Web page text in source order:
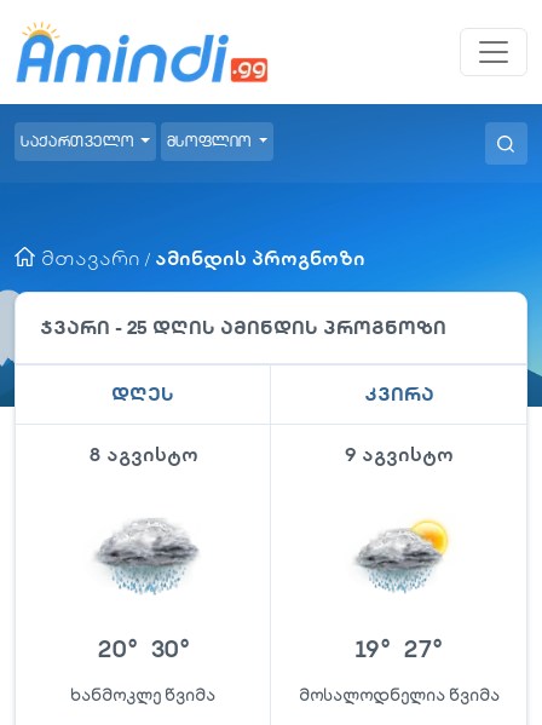
საქართველო მსოფლიო
მთავარი / ამინდის პროგნოზი
ჯვარი - 25 დღის ამინდის პროგნოზი
დღეს
8 აგვისტო
20° 30°
ხანმოკლე წვიმა
კვირა
9 აგვისტო
19° 27°
მოსალოდნელია წვიმა